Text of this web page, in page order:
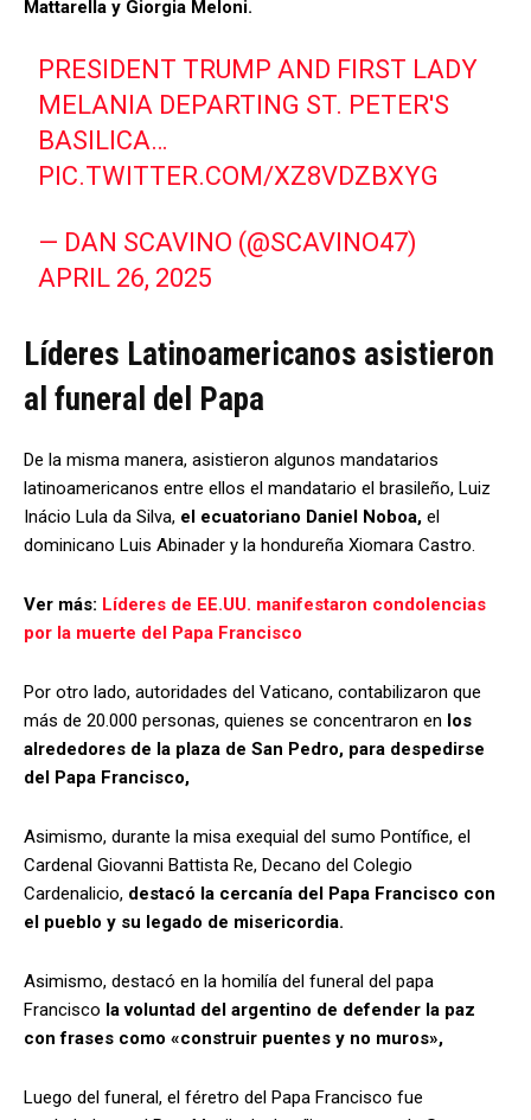
Mattarella y Giorgia Meloni.
PRESIDENT TRUMP AND FIRST LADY
MELANIA DEPARTING ST. PETER'S
BASILICA…
PIC.TWITTER.COM/XZ8VDZBXYG
— DAN SCAVINO (@SCAVINO47)
APRIL 26, 2025
Líderes Latinoamericanos asistieron
al funeral del Papa
De la misma manera, asistieron algunos mandatarios
latinoamericanos entre ellos el mandatario el brasileño, Luiz
Inácio Lula da Silva, el ecuatoriano Daniel Noboa, el
dominicano Luis Abinader y la hondureña Xiomara Castro.
Ver más: Líderes de EE.UU. manifestaron condolencias
por la muerte del Papa Francisco
Por otro lado, autoridades del Vaticano, contabilizaron que
más de 20.000 personas, quienes se concentraron en los
alrededores de la plaza de San Pedro, para despedirse
del Papa Francisco,
Asimismo, durante la misa exequial del sumo Pontífice, el
Cardenal Giovanni Battista Re, Decano del Colegio
Cardenalicio, destacó la cercanía del Papa Francisco con
el pueblo y su legado de misericordia.
Asimismo, destacó en la homilía del funeral del papa
Francisco la voluntad del argentino de defender la paz
con frases como «construir puentes y no muros»,
Luego del funeral, el féretro del Papa Francisco fue